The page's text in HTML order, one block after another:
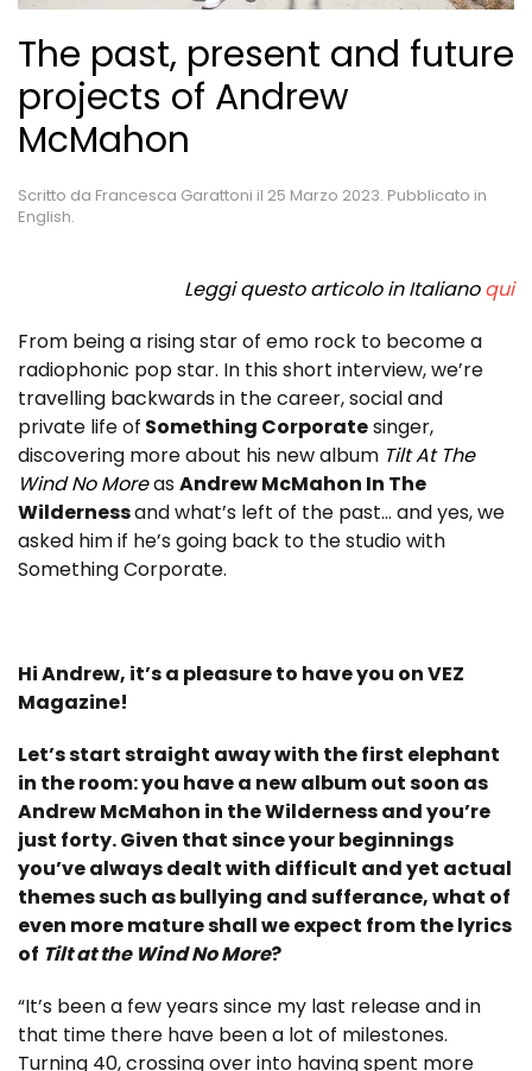
The past, present and future
projects of Andrew
McMahon
Scritto da Francesca Garattoni il 25 Marzo 2023. Pubblicato in
English.
Leggi questo articolo in Italianoqui
From being a rising star of emo rock to become a
radiophonic pop star. In this short interview, we’re
travelling backwards in the career, social and
private life of Something Corporatesinger,
discovering more about his new album Tilt At The
Wind No MoreasAndrew McMahon In The
Wildernessand what’s left of the past… and yes, we
asked him if he’s going back to the studio with
Something Corporate.
Hi Andrew, it’s a pleasure to have you on VEZ
Magazine!
Let’s start straight away with the first elephant
in the room: you have a new album out soon as
Andrew McMahon in the Wilderness and you’re
just forty. Given that since your beginnings
you’ve always dealt with difficult and yet actual
themes such as bullying and sufferance, what of
even more mature shall we expect from the lyrics
of Tilt at the Wind No More?
“It’s been a few years since my last release and in
that time there have been a lot of milestones.
Turning 40, crossing over into having spent more